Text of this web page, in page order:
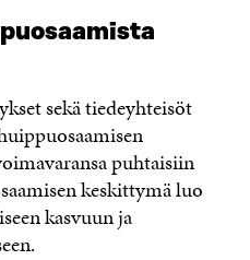
sekä tiedeyhteisöt
puhtaisiin
keskittymä luo
kasvuun ja